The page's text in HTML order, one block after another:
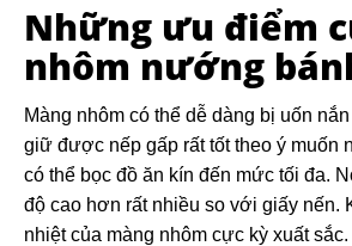
Những ưu điểm
nhôm nướng
Màng nhôm có thể dễ dàng bị uốn
giữ được nếp gấp rất tốt theo ý muốn
có thể bọc đồ ăn kín đến mức tối đa.
độ cao hơn rất nhiều so với giấy nến.
nhiệt của màng nhôm cực kỳ xuất